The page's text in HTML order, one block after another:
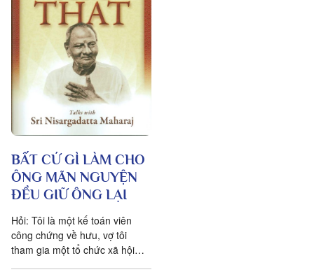
BẤT CỨ GÌ LÀM CHO
ÔNG MÃN NGUYỆN
ĐỀU GIỮ ÔNG LẠI
Hỏi: Tôi là một kế toán viên
công chứng về hưu, vợ tôi
tham gia một tổ chức xã hội